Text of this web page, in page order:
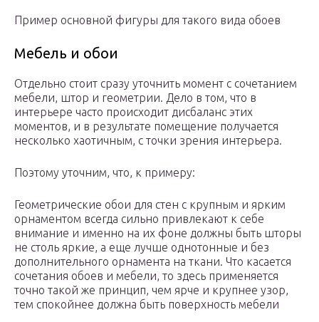
Пример основной фигуры для такого вида обоев
Мебель и обои
Отдельно стоит сразу уточнить момент с сочетанием
мебели, штор и геометрии. Дело в том, что в
интерьере часто происходит дисбаланс этих
моментов, и в результате помещение получается
несколько хаотичным, с точки зрения интерьера.
Поэтому уточним, что, к примеру:
Геометрические обои для стен с крупным и ярким
орнаментом всегда сильно привлекают к себе
внимание и именно на их фоне должны быть шторы
не столь яркие, а еще лучше однотонные и без
дополнительного орнамента на ткани. Что касается
сочетания обоев и мебели, то здесь применяется
точно такой же принцип, чем ярче и крупнее узор,
тем спокойнее должна быть поверхность мебели